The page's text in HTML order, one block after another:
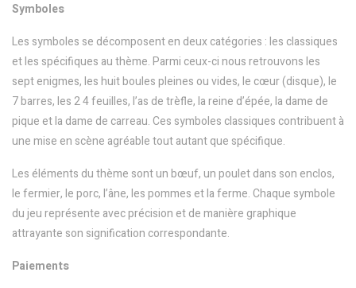
Symboles
Les symboles se décomposent en deux catégories : les classiques
et les spécifiques au thème. Parmi ceux-ci nous retrouvons les
sept enigmes, les huit boules pleines ou vides, le cœur (disque), le
7 barres, les 2 4 feuilles, l’as de trèfle, la reine d’épée, la dame de
pique et la dame de carreau. Ces symboles classiques contribuent à
une mise en scène agréable tout autant que spécifique.
Les éléments du thème sont un bœuf, un poulet dans son enclos,
le fermier, le porc, l’âne, les pommes et la ferme. Chaque symbole
du jeu représente avec précision et de manière graphique
attrayante son signification correspondante.
Paiements